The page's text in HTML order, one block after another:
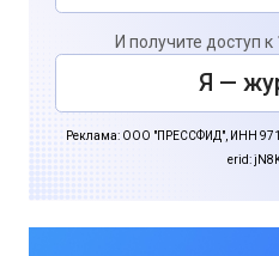
И получите доступ
Я —
Реклама: ООО "ПРЕССФИД", ИНН
erid: